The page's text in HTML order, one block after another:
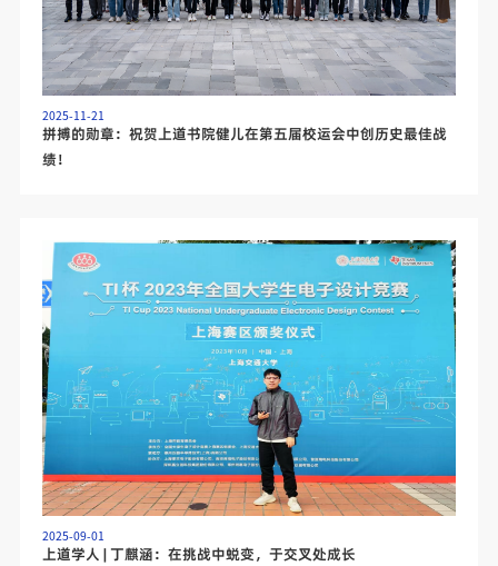
2025-11-21
拼搏的勋章：祝贺上道书院健儿在第五届校运会中创历史最佳战
绩！
2025-09-01
上道学人 | 丁麒涵：在挑战中蜕变，于交叉处成长